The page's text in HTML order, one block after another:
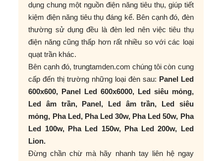
dụng chung một nguồn điện năng tiêu thụ, giúp tiết
kiệm điện năng tiêu thụ đáng kể. Bên cạnh đó, đèn
thường sử dụng đều là đèn led nên việc tiêu thụ
điện năng cũng thấp hơn rất nhiều so với các loại
quạt trần khác.
Bên cạnh đó, trungtamden.com chúng tôi còn cung
cấp đến thị trường những loại đèn sau: Panel Led
600x600, Panel Led 600x6000, Led siêu mỏng,
Led âm trần, Panel, Led âm trần, Led siêu
mỏng, Pha Led, Pha Led 30w, Pha Led 50w, Pha
Led 100w, Pha Led 150w, Pha Led 200w, Led
Lion.
Đừng chần chừ mà hãy nhanh tay liên hệ ngay